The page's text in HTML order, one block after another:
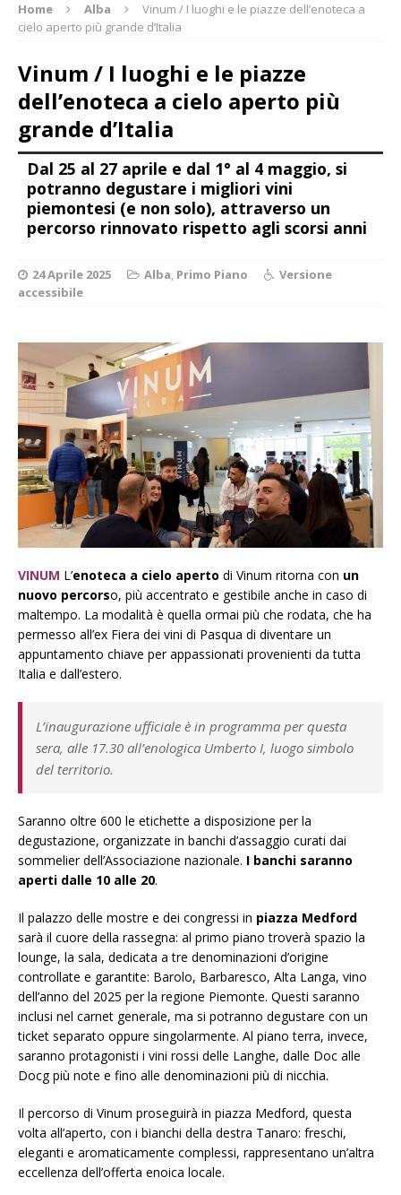
Home Alba
Vinum / I luoghi e le piazze dell’enoteca a
cielo aperto più grande d’Italia
Vinum / I luoghi e le piazze
dell’enoteca a cielo aperto più
grande d’Italia
Dal 25 al 27 aprile e dal 1° al 4 maggio, si
potranno degustare i migliori vini
piemontesi (e non solo), attraverso un
percorso rinnovato rispetto agli scorsi anni
24 Aprile 2025 Alba, Primo Piano
Versione
accessibile
VINUM L’enoteca a cielo aperto di Vinum ritorna con un
nuovo percorso, più accentrato e gestibile anche in caso di
maltempo. La modalità è quella ormai più che rodata, che ha
permesso all’ex Fiera dei vini di Pasqua di diventare un
appuntamento chiave per appassionati provenienti da tutta
Italia e dall’estero.
L’inaugurazione ufficiale è in programma per questa
sera, alle 17.30 all’enologica Umberto I, luogo simbolo
del territorio.
Saranno oltre 600 le etichette a disposizione per la
degustazione, organizzate in banchi d’assaggio curati dai
sommelier dell’Associazione nazionale. I banchi saranno
aperti dalle 10 alle 20.
Il palazzo delle mostre e dei congressi in piazza Medford
sarà il cuore della rassegna: al primo piano troverà spazio la
lounge, la sala, dedicata a tre denominazioni d’origine
controllate e garantite: Barolo, Barbaresco, Alta Langa, vino
dell’anno del 2025 per la regione Piemonte. Questi saranno
inclusi nel carnet generale, ma si potranno degustare con un
ticket separato oppure singolarmente. Al piano terra, invece,
saranno protagonisti i vini rossi delle Langhe, dalle Doc alle
Docg più note e fino alle denominazioni più di nicchia.
Il percorso di Vinum proseguirà in piazza Medford, questa
volta all’aperto, con i bianchi della destra Tanaro: freschi,
eleganti e aromaticamente complessi, rappresentano un’altra
eccellenza dell’offerta enoica locale.